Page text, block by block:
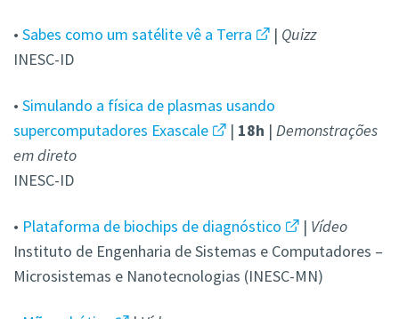
• Sabes como um satélite vê a Terra | Quizz
INESC-ID
• Simulando a física de plasmas usando
supercomputadores Exascale
| 18h | Demonstrações
em direto
INESC-ID
• Plataforma de biochips de diagnóstico | Vídeo
Instituto de Engenharia de Sistemas e Computadores –
Microsistemas e Nanotecnologias (INESC-MN)